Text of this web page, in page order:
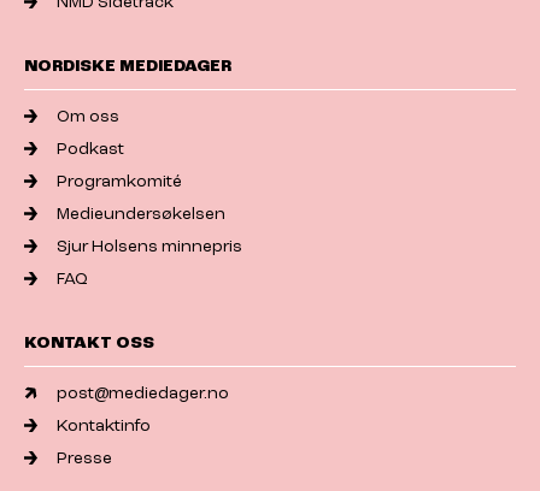
NORDISKE MEDIEDAGER
Om oss
Podkast
Programkomité
Medieundersøkelsen
Sjur Holsens minnepris
FAQ
KONTAKT OSS
post@mediedager.no
Kontaktinfo
Presse